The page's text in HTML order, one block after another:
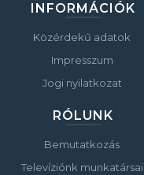
INFORMÁCIÓK
Közérdekű adatok
Impresszum
Jogi nyilatkozat
RÓLUNK
Bemutatkozás
Televíziónk munkatársai